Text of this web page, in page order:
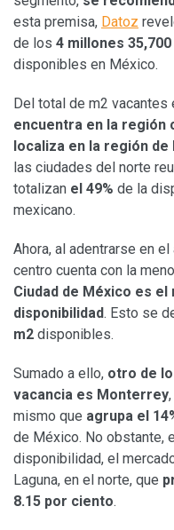
esta premisa, Datoz
de los 4 millones
disponibles en México.
Del total de m2 vacantes
encuentra en la región
localiza en la región
las ciudades del norte
totalizan el 49% de la
mexicano.
Ahora, al adentrarse en
centro cuenta con la
Ciudad de México es
disponibilidad. Esto se
m2 disponibles.
Sumado a ello, otro de
vacancia es Monterrey
mismo que agrupa el
de México. No obstante,
disponibilidad, el
Laguna, en el norte, que
8.15 por ciento.